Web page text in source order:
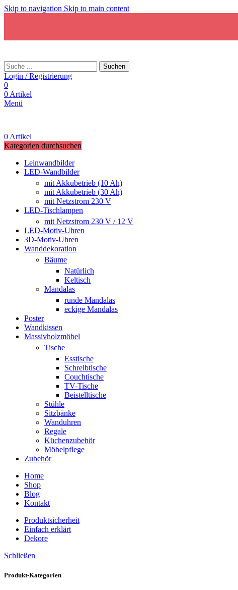
Skip to navigation Skip to main content
Suchen
Login / Registrierung
0
0 Artikel
Menü
0 Artikel
Kategorien durchsuchen
Leinwandbilder
LED-Wandbilder
mit Akkubetrieb (10 Ah)
mit Akkubetrieb (30 Ah)
mit Netzstrom 230 V
LED-Tischlampen
mit Netzstrom 230 V / 12 V
LED-Motiv-Uhren
3D-Motiv-Uhren
Wanddekoration
Bäume
Natürlich
Keltisch
Mandalas
runde Mandalas
eckige Mandalas
Poster
Wandkissen
Massivholzmöbel
Tische
Esstische
Schreibtische
Couchtische
TV-Tische
Beistelltische
Stühle
Sitzbänke
Wanduhren
Regale
Küchenzubehör
Möbelpflege
Zubehör
Home
Shop
Blog
Kontakt
Produktsicherheit
Einfach erklärt
Dekore
Schließen
Produkt-Kategorien